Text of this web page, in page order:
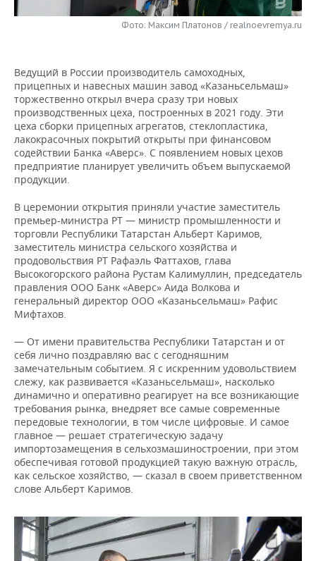
ТРАНСПОРТ
IT
ТЕЛЕКОММУНИКАЦИИ
НОВОСТИ МЕРОПРИЯТИЙ
БИЗНЕС-БРАНЧИ
ONLINE-КОНФЕРЕНЦИИ
ОТКРЫТАЯ ЛЕКЦИЯ
СПОРТ
ФУТБОЛ
ХОККЕЙ
БАСКЕТБОЛ
ВОЛЕЙБОЛ
КИБЕРСПОРТ
ФИГУРНОЕ КАТАНИЕ
ВОДНЫЕ ВИДЫ СПОРТА
ХОККЕЙ С МЯЧОМ
НОВОСТИ ОБЩЕСТВА
ВЛАСТЬ
ИНФРАСТРУКТУРА
ИСТОРИЯ
КУЛЬТУРА
МЕДИЦИНА
ОБРАЗОВАНИЕ
ПРОИСШЕСТВИЯ
ФОТОГАЛЕРЕЯ
СЮЖЕТЫ
СПРАВОЧНИК
СПИСОК ПЕРСОН
СПИСОК КОМПАНИЙ
ПОЛНАЯ ВЕРСИЯ
Фото: Максим Платонов / realnoevremya.ru
Ведущий в России производитель самоходных,
прицепных и навесных машин завод «Казаньсельмаш»
торжественно открыл вчера сразу три новых
производственных цеха, построенных в 2021 году. Эти
цеха сборки прицепных агрегатов, стеклопластика,
лакокрасочных покрытий открыты при финансовом
содействии Банка «Аверс». С появлением новых цехов
предприятие планирует увеличить объем выпускаемой
продукции.
В церемонии открытия приняли участие заместитель
премьер-министра РТ — министр промышленности и
торговли Республики Татарстан Альберт Каримов,
заместитель министра сельского хозяйства и
продовольствия РТ Рафаэль Фаттахов, глава
Высокогорского района Рустам Калимуллин, председатель
правления ООО Банк «Аверс» Аида Волкова и
генеральный директор ООО «Казаньсельмаш» Рафис
Мифтахов.
— От имени правительства Республики Татарстан и от
себя лично поздравляю вас с сегодняшним
замечательным событием. Я с искренним удовольствием
слежу, как развивается «Казаньсельмаш», насколько
динамично и оперативно реагирует на все возникающие
требования рынка, внедряет все самые современные
передовые технологии, в том числе цифровые. И самое
главное — решает стратегическую задачу
импортозамещения в сельхозмашиностроении, при этом
обеспечивая готовой продукцией такую важную отрасль,
как сельское хозяйство, — сказал в своем приветственном
слове Альберт Каримов.